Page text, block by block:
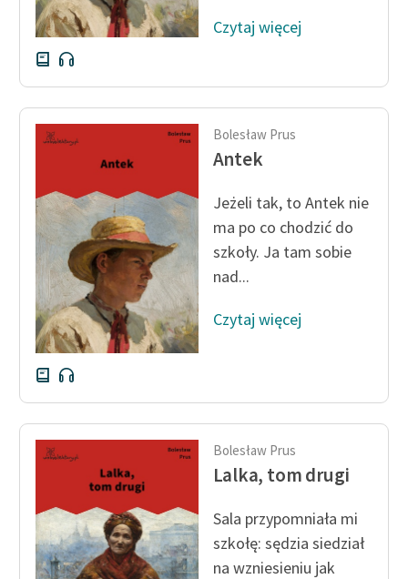
szkolnych i literatury do
słuchania dla uczennic i
uczniów z
niepełnosprawnościami
Feministyczne inspiracje.
Popularyzacja
skandynawskiej literatury
feministycznej
Ręce pełne poezji
Kolekcje edukacyjne
twórców przechodzących
do domeny publicznej,
lektur szkolnych oraz
Starego Testamentu
Odkurzamy bohaterów
Szkoła Poezji Wolnych
Lektur
Kontakt
O projekcie
Czytaj więcej
Bolesław Prus
Antek
Jeżeli tak, to Antek nie
ma po co chodzić do
szkoły. Ja tam sobie
nad...
Czytaj więcej
Bolesław Prus
Lalka, tom drugi
Sala przypomniała mi
szkołę: sędzia siedział
na wzniesieniu jak